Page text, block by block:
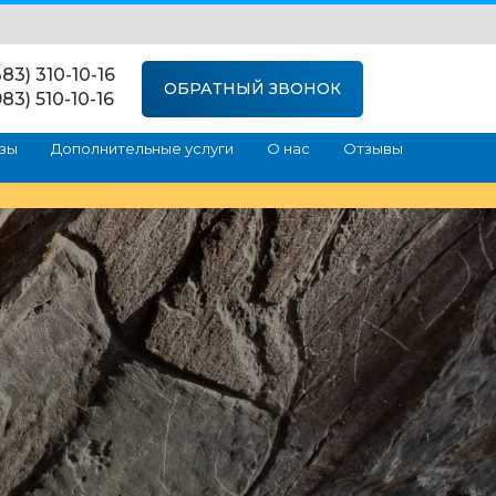
310-10-16
510-10-16
ОБРАТНЫЙ ЗВОНОК
Дополнительные услуги О нас Отзывы